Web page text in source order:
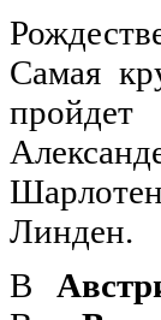
Самая
Линден.
В